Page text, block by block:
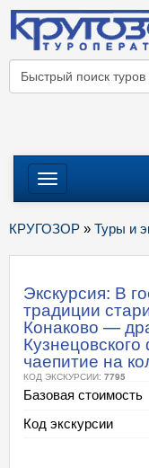
Меню
КРУГОЗОР » Туры и
Экскурсия: В
традиции
Конаково —
чаепитие на
КОД ЭКСКУРСИИ: 7795
Базовая стоимость
Код экскурсии